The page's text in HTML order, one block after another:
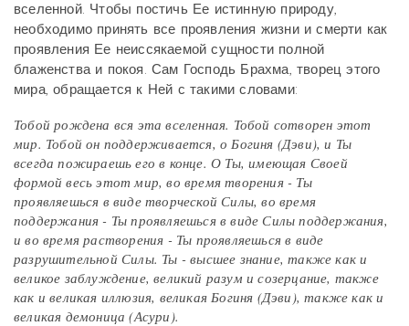
вселенной. Чтобы постичь Ее истинную природу,
необходимо принять все проявления жизни и смерти как
проявления Ее неиссякаемой сущности полной
блаженства и покоя. Сам Господь Брахма, творец этого
мира, обращается к Ней с такими словами:
Тобой рождена вся эта вселенная. Тобой сотворен этот
мир. Тобой он поддерживается, о Богиня (Дэви), и Ты
всегда пожираешь его в конце. О Ты, имеющая Своей
формой весь этот мир, во время творения - Ты
проявляешься в виде творческой Силы, во время
поддержания - Ты проявляешься в виде Силы поддержания,
и во время растворения - Ты проявляешься в виде
разрушительной Силы. Ты - высшее знание, также как и
великое заблуждение, великий разум и созерцание, также
как и великая иллюзия, великая Богиня (Дэви), также как и
великая демоница (Асури).